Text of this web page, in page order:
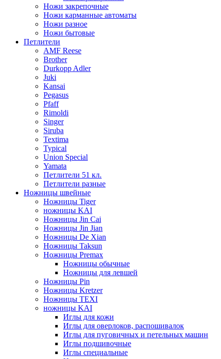
Ножи закрепочные
Ножи карманные автоматы
Ножи разное
Ножи бытовые
Петлители
AMF Reese
Brother
Durkopp Adler
Juki
Kansai
Pegasus
Pfaff
Rimoldi
Singer
Siruba
Textima
Typical
Union Special
Yamata
Петлители 51 кл.
Петлители разные
Ножницы швейные
Ножницы Tiger
ножницы KAI
Ножницы Jin Cai
Ножницы Jin Jian
Ножницы De Xian
Ножницы Taksun
Ножницы Premax
Ножницы обычные
Ножницы для левшей
Ножницы Pin
Ножницы Kretzer
Ножницы TEXI
ножницы KAI
Иглы для кожи
Иглы для оверлоков, распошивалок
Иглы для пуговичных и петельных машин
Иглы подшивочные
Иглы специальные